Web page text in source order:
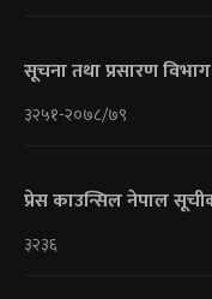
सूचना तथा प्रसारण विभाग
३२५१-२०७८/७९
प्रेस काउन्सिल नेपाल
३२३६